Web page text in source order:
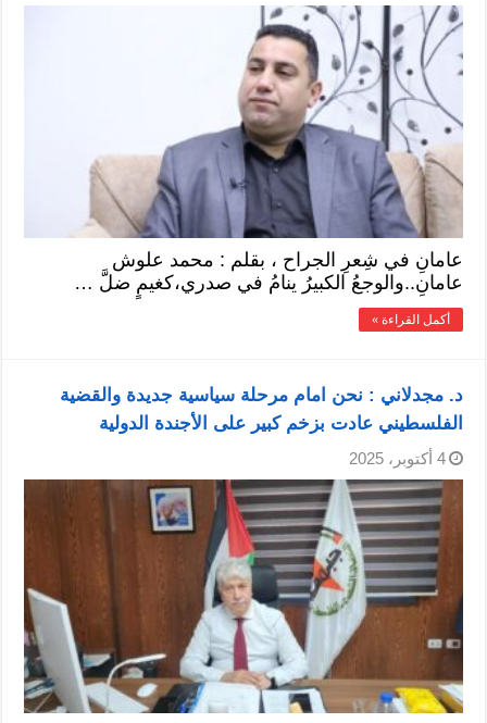
عامانِ في شِعرِ الجراح ، بقلم : محمد علوش
عامانِ..والوجعُ الكبيرُ ينامُ في صدري،كغيمٍ ضلَّ …
أكمل القراءة »
د. مجدلاني : نحن امام مرحلة سياسية جديدة والقضية
الفلسطيني عادت بزخم كبير على الأجندة الدولية
4 أكتوبر، 2025